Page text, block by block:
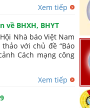
Xem tiếp
về BHXH, BHYT
Nhà báo Việt Nam
với chủ đề “Báo
Cách mạng công
Xem tiếp